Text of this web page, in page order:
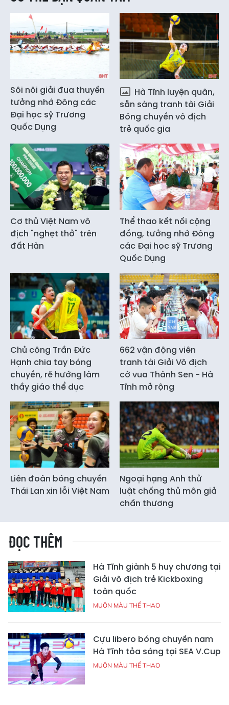
Sôi nôi giải đua thuyền
tưởng nhớ Đông các
Đại học sỹ Trương
Quốc Dụng
Hà Tĩnh luyện quân,
sẵn sàng tranh tài Giải
Bóng chuyền vô địch
trẻ quốc gia
Cơ thủ Việt Nam vô
địch "nghẹt thở" trên
đất Hàn
Thể thao kết nối cộng
đồng, tưởng nhớ Đông
các Đại học sỹ Trương
Quốc Dụng
Chủ công Trần Đức
Hạnh chia tay bóng
chuyền, rẽ hướng làm
thầy giáo thể dục
662 vận động viên
tranh tài Giải Vô địch
cờ vua Thành Sen - Hà
Tĩnh mở rộng
Liên đoàn bóng chuyền
Thái Lan xin lỗi Việt Nam
Ngoại hạng Anh thử
luật chống thủ môn giả
chấn thương
ĐỌC THÊM
Hà Tĩnh giành 5 huy chương tại
Giải vô địch trẻ Kickboxing
toàn quốc
MUÔN MÀU THỂ THAO
Cựu libero bóng chuyền nam
Hà Tĩnh tỏa sáng tại SEA V.Cup
MUÔN MÀU THỂ THAO